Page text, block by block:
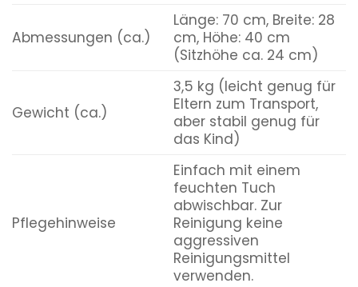
Abmessungen (ca.)
Länge: 70 cm, Breite: 28
cm, Höhe: 40 cm
(Sitzhöhe ca. 24 cm)
Gewicht (ca.)
3,5 kg (leicht genug für
Eltern zum Transport,
aber stabil genug für
das Kind)
Pflegehinweise
Einfach mit einem
feuchten Tuch
abwischbar. Zur
Reinigung keine
aggressiven
Reinigungsmittel
verwenden.